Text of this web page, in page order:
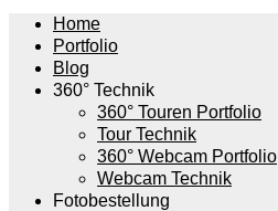
Home
Portfolio
Blog
360° Technik
360° Touren Portfolio
Tour Technik
360° Webcam Portfolio
Webcam Technik
Fotobestellung